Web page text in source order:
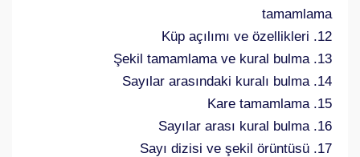
tamamlama
12. Küp açılımı ve özellikleri
13. Şekil tamamlama ve kural bulma
14. Sayılar arasındaki kuralı bulma
15. Kare tamamlama
16. Sayılar arası kural bulma
17. Sayı dizisi ve şekil örüntüsü